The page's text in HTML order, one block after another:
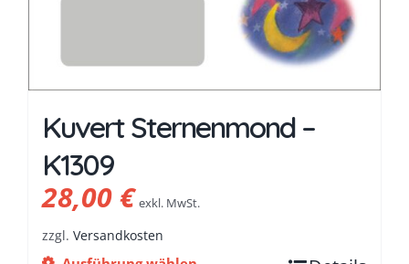
Kuvert Sternenmond –
K1309
28,00€ exkl. MwSt.
zzgl. Versandkosten